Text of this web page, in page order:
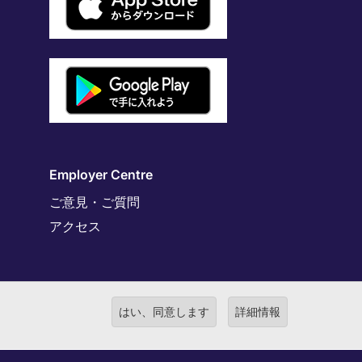
Employer Centre
ご意見・ご質問
アクセス
はい、同意します 詳細情報